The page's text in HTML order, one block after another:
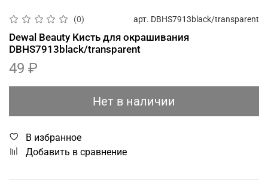
(0) арт. DBHS7913black/transparent
Dewal Beauty Кисть для окрашивания
DBHS7913black/transparent
49 ₽
Нет в наличии
В избранное
Добавить в сравнение